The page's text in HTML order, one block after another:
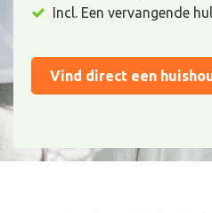
Incl. Een vervangende
Vind direct een